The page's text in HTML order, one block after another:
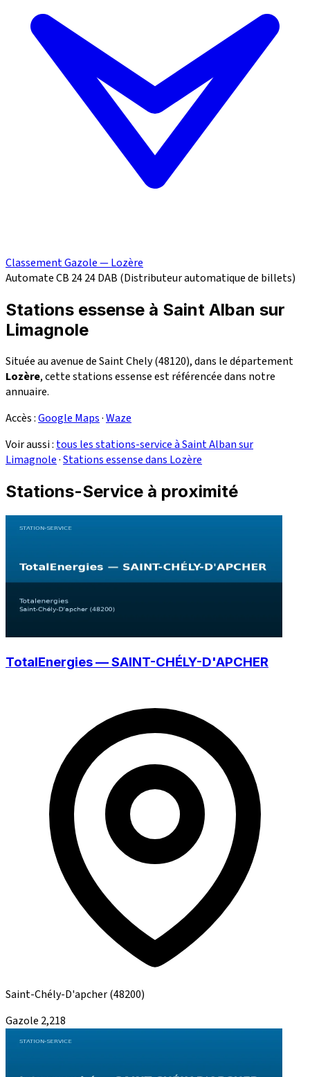
Classement Gazole — Lozère
Automate CB 2424DAB (Distributeur automatique de billets)
Stations essense à Saint Alban sur
Limagnole
Située au avenue de Saint Chely (48120), dans le département
Lozère, cette stations essense est référencée dans notre
annuaire.
Accès :Google Maps·Waze
Voir aussi : tous les stations-service à Saint Alban sur
Limagnole·Stations essense dans Lozère
Stations-Service à proximité
TotalEnergies — SAINT-CHÉLY-D'APCHER
Saint-Chély-D'apcher(48200)
Gazole 2,218